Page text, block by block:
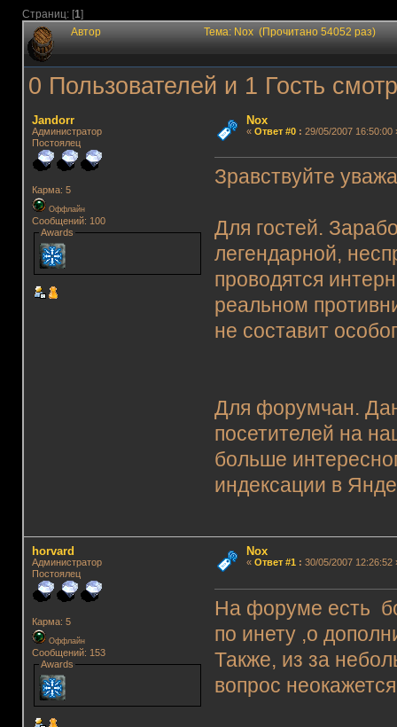
Страниц: [1]
Автор Тема: Nox (Прочитано 54052 раз)
0 Пользователей и 1 Гость
Jandorr
Администратор
Постоялец
Карма: 5
Оффлайн
Сообщений: 100
Awards
Nox
« Ответ #0: 29/05/2007 16:50:00
Зравствуйте
Для гостей.
легендарной,
проводятся
реальном
не составит
Для форумчан.
посетителей на
больше
индексации в
horvard
Администратор
Постоялец
Карма: 5
Оффлайн
Сообщений: 153
Awards
Nox
« Ответ #1 : 30/05/2007 12:26:52
На форуме есть
по инету ,о
Также, из за
вопрос